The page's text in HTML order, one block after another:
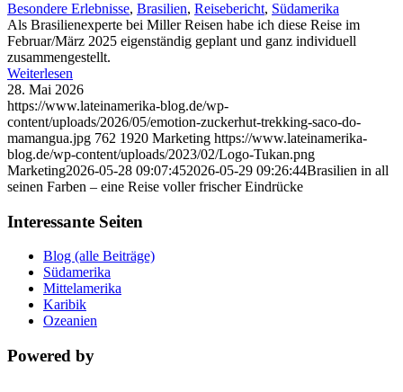
Besondere Erlebnisse, Brasilien, Reisebericht, Südamerika
Als Brasilienexperte bei Miller Reisen habe ich diese Reise im
Februar/März 2025 eigenständig geplant und ganz individuell
zusammengestellt.
Weiterlesen
28. Mai 2026
https://www.lateinamerika-blog.de/wp-
content/uploads/2026/05/emotion-zuckerhut-trekking-saco-do-
mamangua.jpg 762 1920 Marketing https://www.lateinamerika-
blog.de/wp-content/uploads/2023/02/Logo-Tukan.png
Marketing2026-05-28 09:07:452026-05-29 09:26:44Brasilien in all
seinen Farben – eine Reise voller frischer Eindrücke
Interessante Seiten
Blog (alle Beiträge)
Südamerika
Mittelamerika
Karibik
Ozeanien
Powered by